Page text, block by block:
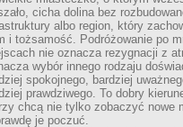
cicha dolina bez
albo region, który
i tożsamość. Podróżowanie po
nie oznacza rezygnacji z
wybór innego rodzaju
spokojnego, bardziej
prawdziwego. To dobry
chcą nie tylko zobaczyć nowe
je poczuć.